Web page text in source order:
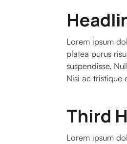
Lorem ipsum
platea purus
suspendisse.
Nisi ac tristique
Third
Lorem ipsum